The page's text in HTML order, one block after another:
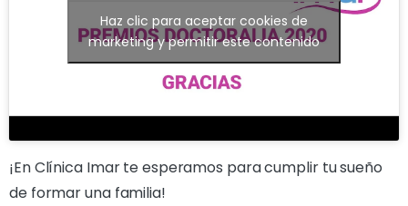
Haz clic para aceptar cookies de
marketing y permitir este contenido
¡En Clínica Imar te esperamos para cumplir tu sueño
de formar una familia!